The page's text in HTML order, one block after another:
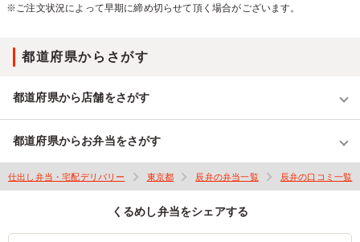
※ご注文状況によって早期に締め切らせて頂く場合がございます。
都道府県からさがす
都道府県から店舗をさがす
都道府県からお弁当をさがす
仕出し弁当・宅配デリバリー 東京都 辰弁の弁当一覧 辰弁の口コミ一覧
くるめし弁当をシェアする